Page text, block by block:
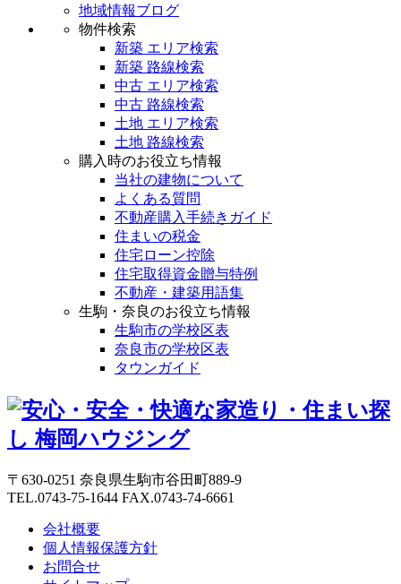
地域情報ブログ
物件検索
新築 エリア検索
新築 路線検索
中古 エリア検索
中古 路線検索
土地 エリア検索
土地 路線検索
購入時のお役立ち情報
当社の建物について
よくある質問
不動産購入手続きガイド
住まいの税金
住宅ローン控除
住宅取得資金贈与特例
不動産・建築用語集
生駒・奈良のお役立ち情報
生駒市の学校区表
奈良市の学校区表
タウンガイド
〒630-0251 奈良県生駒市谷田町889-9
TEL.0743-75-1644 FAX.0743-74-6661
会社概要
個人情報保護方針
お問合せ